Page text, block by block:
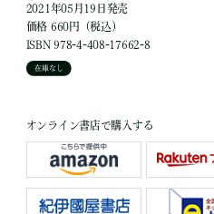
2021年05月19日発売
価格 660円（税込）
ISBN 978-4-408-17662-8
在庫なし
オンライン書店で購入する